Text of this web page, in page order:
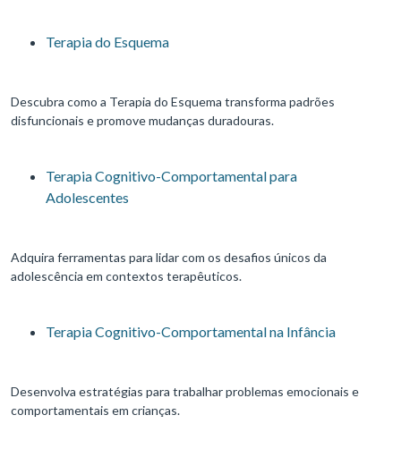
Terapia do Esquema
Descubra como a Terapia do Esquema transforma padrões
disfuncionais e promove mudanças duradouras.
Terapia Cognitivo-Comportamental para
Adolescentes
Adquira ferramentas para lidar com os desafios únicos da
adolescência em contextos terapêuticos.
Terapia Cognitivo-Comportamental na Infância
Desenvolva estratégias para trabalhar problemas emocionais e
comportamentais em crianças.